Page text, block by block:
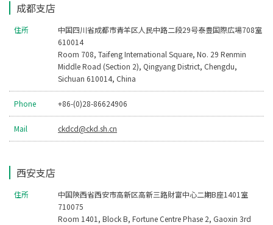
成都支店
住所
中国四川省成都市青羊区人民中路二段29号泰豊国際広場708室
610014
Room 708, Taifeng International Square, No. 29 Renmin
Middle Road (Section 2), Qingyang District, Chengdu,
Sichuan 610014, China
Phone +86-(0)28-86624906
Mail ckdcd@ckd.sh.cn
西安支店
住所
中国陝西省西安市高新区高新三路財富中心二期B座1401室
710075
Room 1401, Block B, Fortune Centre Phase 2, Gaoxin 3rd